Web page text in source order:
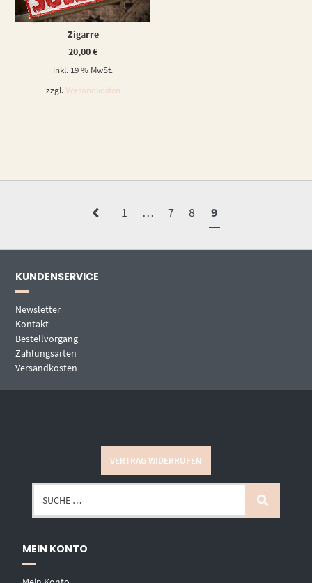
WEITERLESEN
Zigarre
20,00€
inkl. 19 % MwSt.
zzgl. Versandkosten
1 … 7 8 9
KUNDENSERVICE
Newsletter
Kontakt
Bestellvorgang
Zahlungsarten
Versandkosten
VERTRAG WIDERRUFEN
MEIN KONTO